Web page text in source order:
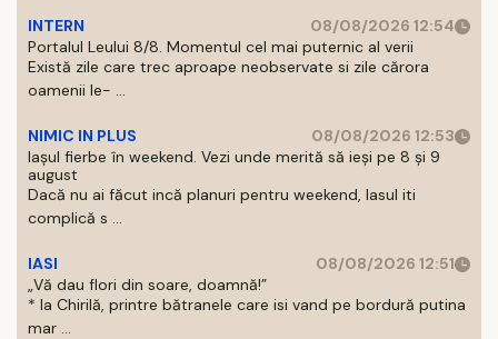
INTERN
08/08/2026 12:54
Portalul Leului 8/8. Momentul cel mai puternic al verii
Există zile care trec aproape neobservate si zile cărora
oamenii le- ...
NIMIC IN PLUS
08/08/2026 12:53
Iașul fierbe în weekend. Vezi unde merită să ieși pe 8 și 9
august
Dacă nu ai făcut incă planuri pentru weekend, Iasul iti
complică s ...
IASI
08/08/2026 12:51
„Vă dau flori din soare, doamnă!”
* la Chirilă, printre bătranele care isi vand pe bordură putina
mar ...